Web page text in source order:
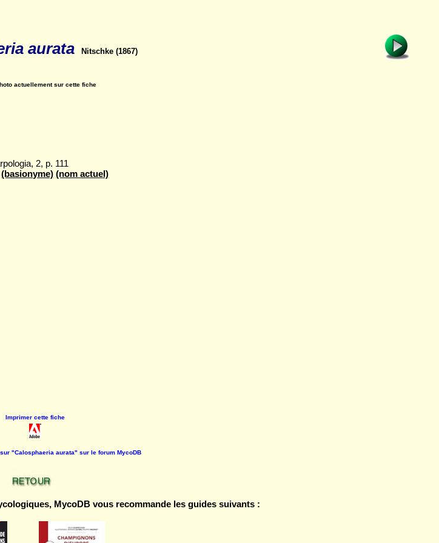
aurata Nitschke (1867)
actuellement sur cette fiche
2, p. 111
(basionyme) (nom actuel)
Imprimer cette fiche
"Calosphaeria aurata" sur le forum MycoDB
MycoDB vous recommande les guides suivants :